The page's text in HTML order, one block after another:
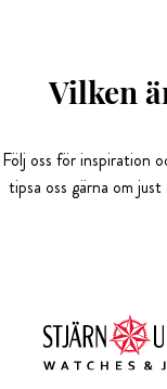
Vilken
Följ oss för inspiration
tipsa oss gärna om